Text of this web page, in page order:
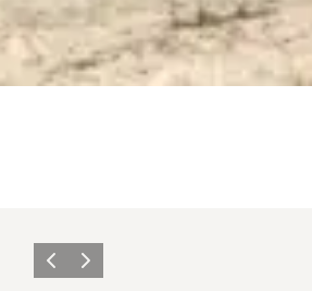
Vorherige Folie
Nächste Folie